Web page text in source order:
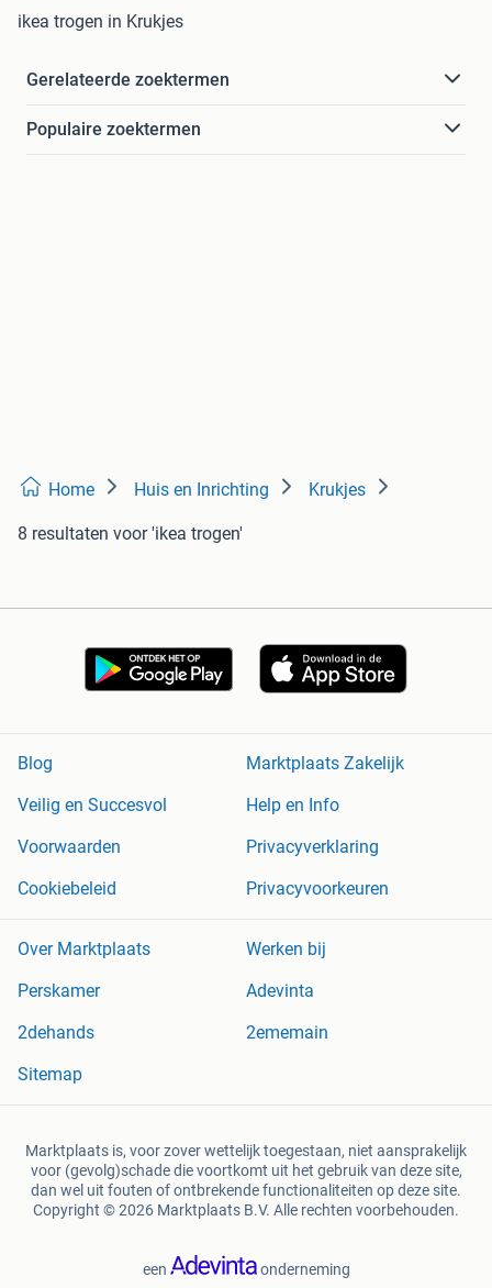
ikea trogen in Krukjes
Gerelateerde zoektermen
Populaire zoektermen
Home Huis en Inrichting Krukjes
8 resultaten voor 'ikea trogen'
Blog
Marktplaats Zakelijk
Veilig en Succesvol
Help en Info
Voorwaarden
Privacyverklaring
Cookiebeleid
Privacyvoorkeuren
Over Marktplaats
Werken bij
Perskamer
Adevinta
2dehands
2ememain
Sitemap
Marktplaats is, voor zover wettelijk toegestaan, niet aansprakelijk
voor (gevolg)schade die voortkomt uit het gebruik van deze site,
dan wel uit fouten of ontbrekende functionaliteiten op deze site.
Copyright © 2026 Marktplaats B.V. Alle rechten voorbehouden.
een onderneming